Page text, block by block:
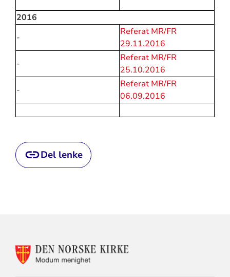
2016
-
Referat MR/FR
29.11.2016
-
Referat MR/FR
25.10.2016
-
Referat MR/FR
06.09.2016
Del lenke
KONTAKTINFORMASJON